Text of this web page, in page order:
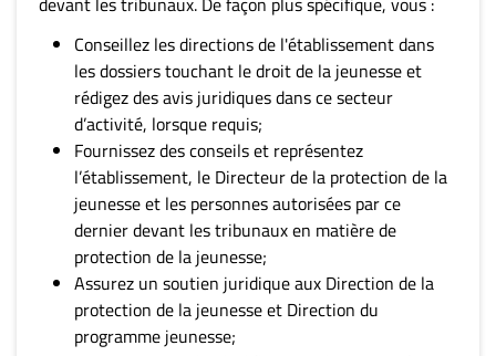
Conseillez les directions de l'établissement dans
les dossiers touchant le droit de la jeunesse et
rédigez des avis juridiques dans ce secteur
d’activité, lorsque requis;
Fournissez des conseils et représentez
l’établissement, le Directeur de la protection de la
jeunesse et les personnes autorisées par ce
dernier devant les tribunaux en matière de
protection de la jeunesse;
Assurez un soutien juridique aux Direction de la
protection de la jeunesse et Direction du
programme jeunesse;